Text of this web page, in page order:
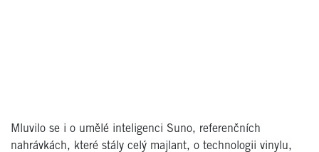
Mluvilo se i o umělé inteligenci Suno, referenčních
nahrávkách, které stály celý majlant, o technologii vinylu,